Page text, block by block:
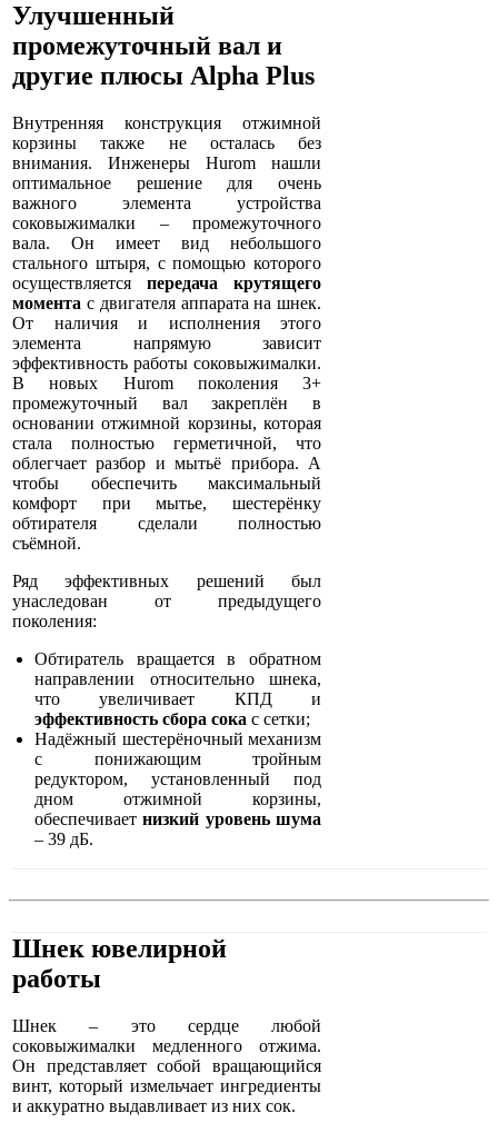
Улучшенный
промежуточный вал и
другие плюсы Alpha Plus
Внутренняя конструкция отжимной
корзины также не осталась без
внимания. Инженеры Hurom нашли
оптимальное решение для очень
важного элемента устройства
соковыжималки – промежуточного
вала. Он имеет вид небольшого
стального штыря, с помощью которого
осуществляетсяпередача крутящего
момента с двигателя аппарата на шнек.
От наличия и исполнения этого
элемента напрямую зависит
эффективность работы соковыжималки.
В новых Hurom поколения 3+
промежуточный вал закреплён в
основании отжимной корзины, которая
стала полностью герметичной, что
облегчает разбор и мытьё прибора. А
чтобы обеспечить максимальный
комфорт при мытье, шестерёнку
обтирателя сделали полностью
съёмной.
Ряд эффективных решений был
унаследован от предыдущего
поколения:
Обтиратель вращается в обратном
направлении относительно шнека,
что увеличивает КПД и
эффективность сбора сока с сетки;
Надёжный шестерёночный механизм
с понижающим тройным
редуктором, установленный под
дном отжимной корзины,
обеспечиваетнизкий уровень шума
– 39 дБ.
Шнек ювелирной
работы
Шнек – это сердце любой
соковыжималки медленного отжима.
Он представляет собой вращающийся
винт, который измельчает ингредиенты
и аккуратно выдавливает из них сок.